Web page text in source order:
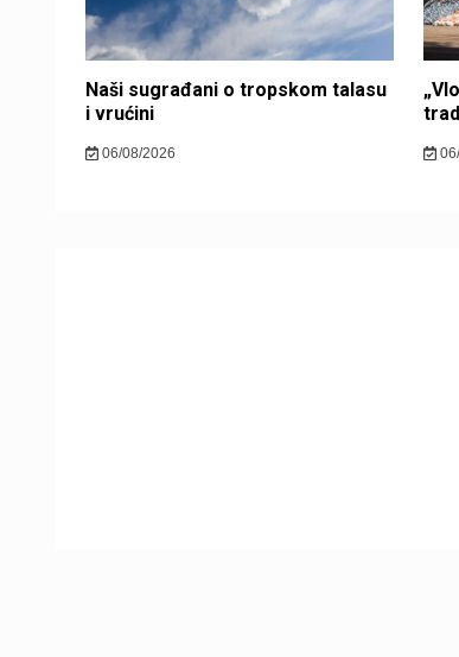
Naši sugrađani o tropskom talasu
i vrućini
06/08/2026